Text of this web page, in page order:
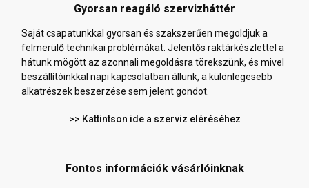
Gyorsan reagáló szervizháttér
Saját csapatunkkal gyorsan és szakszerűen megoldjuk a
felmerülő technikai problémákat. Jelentős raktárkészlettel a
hátunk mögött az azonnali megoldásra törekszünk, és mivel
beszállítóinkkal napi kapcsolatban állunk, a különlegesebb
alkatrészek beszerzése sem jelent gondot.
>> Kattintson ide a szerviz eléréséhez
Fontos információk vásárlóinknak